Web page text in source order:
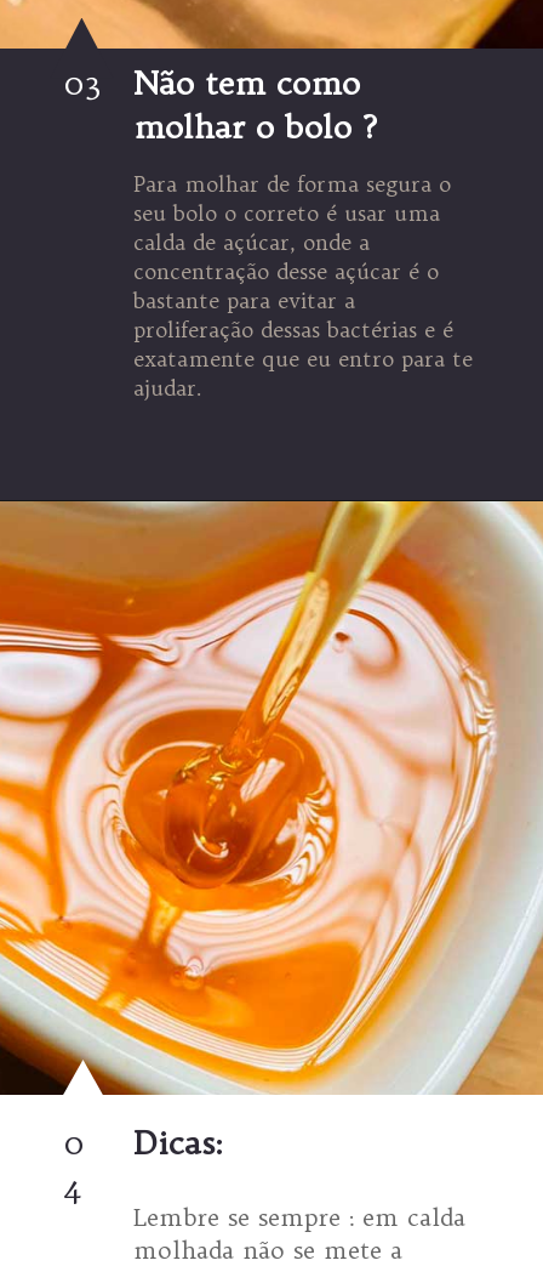
Não tem como
molhar o bolo ?
03
Para molhar de forma segura o
seu bolo o correto é usar uma
calda de açúcar, onde a
concentração desse açúcar é o
bastante para evitar a
proliferação dessas bactérias e é
exatamente que eu entro para te
ajudar.
https://espaconatelie.com.br/como-fazer-calda-para-bolo/
Dicas:
0
4
Lembre se sempre : em calda
molhada não se mete a